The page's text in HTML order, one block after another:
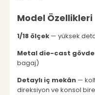
Model Özellikleri
1/18 ölçek — yüksek
Metal die-cast gövde
bagaj)
Detaylı iç mekân —
direksiyon ve konsol